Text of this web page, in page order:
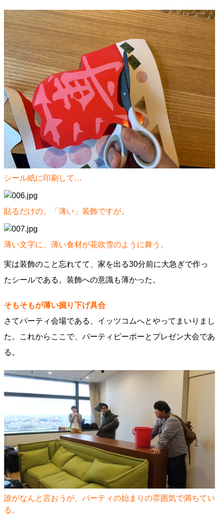
シール紙に印刷して…
貼るだけの、「薄い」装飾ですが。
薄い文字に、薄い食材が花吹雪のように舞う。
実は装飾のこと忘れてて、家を出る30分前に大急ぎで作っ
たシールである。装飾への意識も薄かった。
そもそもが薄い掘り下げ具合
さてパーティ会場である、イッツコムへとやってまいりまし
た。これからここで、パーティピーポーとプレゼン大会であ
る。
誰がなんと言おうが、パーティの始まりの雰囲気で満ちてい
る。